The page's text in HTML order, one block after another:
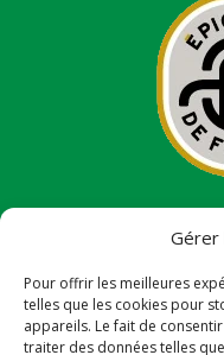
Gérer
Pour offrir les meilleures
telles que les cookies pour
appareils. Le fait de
traiter des données telles
dans le cadre de la
la pandémie COVID-
Réunion.